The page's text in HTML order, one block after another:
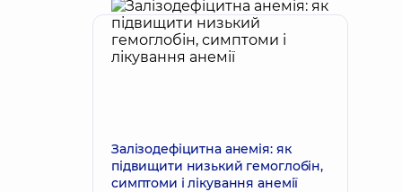
Залізодефіцитна анемія: як
підвищити низький гемоглобін,
симптоми і лікування анемії